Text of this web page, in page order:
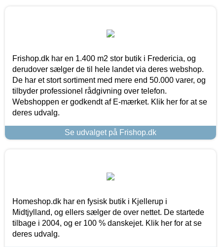
Frishop.dk har en 1.400 m2 stor butik i Fredericia, og
derudover sælger de til hele landet via deres webshop.
De har et stort sortiment med mere end 50.000 varer, og
tilbyder professionel rådgivning over telefon.
Webshoppen er godkendt af E-mærket. Klik her for at se
deres udvalg.
Se udvalget på Frishop.dk
Homeshop.dk har en fysisk butik i Kjellerup i
Midtjylland, og ellers sælger de over nettet. De startede
tilbage i 2004, og er 100 % danskejet. Klik her for at se
deres udvalg.